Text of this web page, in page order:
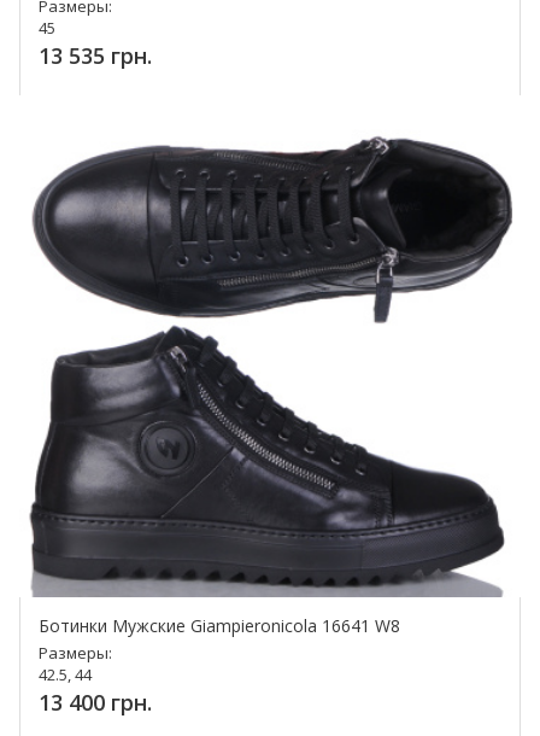
Размеры:
45
13 535 грн.
Ботинки Мужские Giampieronicola 16641 W8
Размеры:
42.5, 44
13 400 грн.